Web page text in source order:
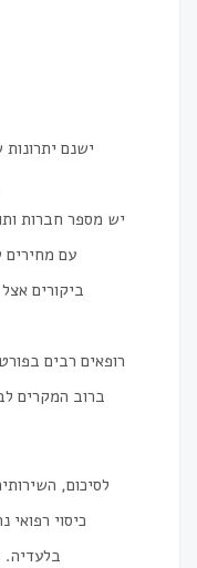
ישנם
יש מספר חברות
עם מחירים
ביקורים
רופאים רבים
ברוב המקרים
לסיכום,
כיסוי
בלעדיה.